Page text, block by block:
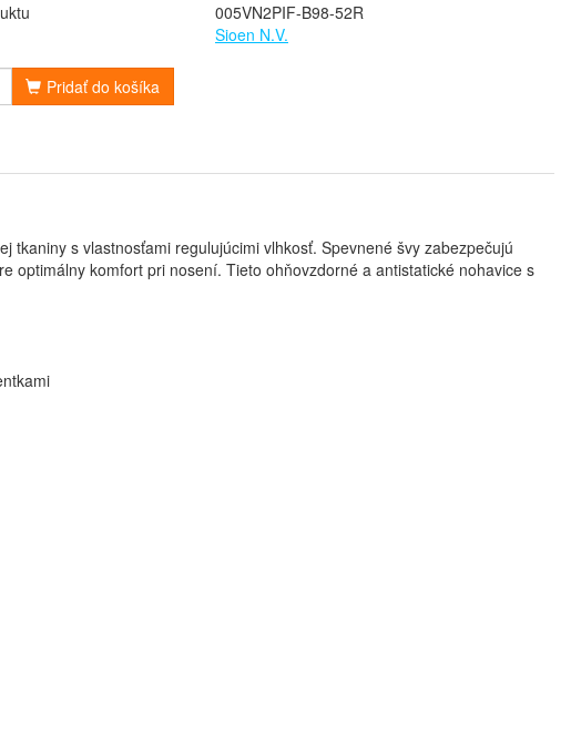
005VN2PIF-B98-52R
Sioen N.V.
Pridať do košíka
s vlastnosťami regulujúcimi vlhkosť. Spevnené švy zabezpečujú
optimálny komfort pri nosení. Tieto ohňovzdorné a antistatické nohavice s